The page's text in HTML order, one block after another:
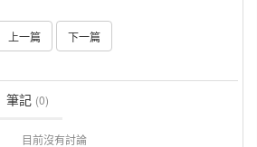
上一篇 下一篇
筆記 (0)
目前沒有討論